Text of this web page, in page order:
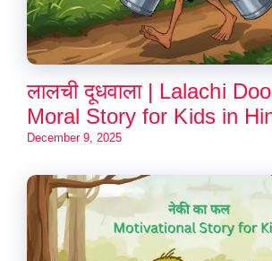
लालची दूधवाला | Lalachi
Moral Story for Kids in
December 9, 2025